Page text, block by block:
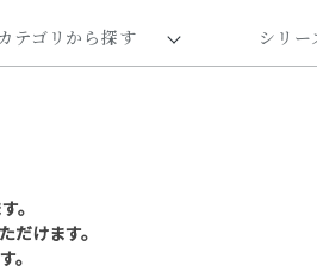
カテゴリから探す シリ
。
だけます。
。